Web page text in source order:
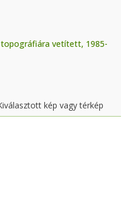
topográfiára vetített, 1985-
kép vagy térkép